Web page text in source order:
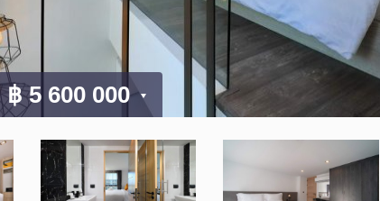
฿ 5 600 000